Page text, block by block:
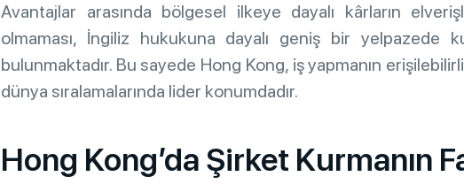
Avantajlar arasında bölgesel ilkeye dayalı kârların
olmaması, İngiliz hukukuna dayalı geniş bir yelpazede
bulunmaktadır. Bu sayede Hong Kong, iş yapmanın
dünya sıralamalarında lider konumdadır.
Hong Kong’da Şirket Kurmanın